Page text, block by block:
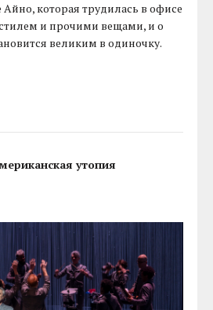
которая трудилась в офисе
и прочими вещами, и о
великим в одиночку.
утопия